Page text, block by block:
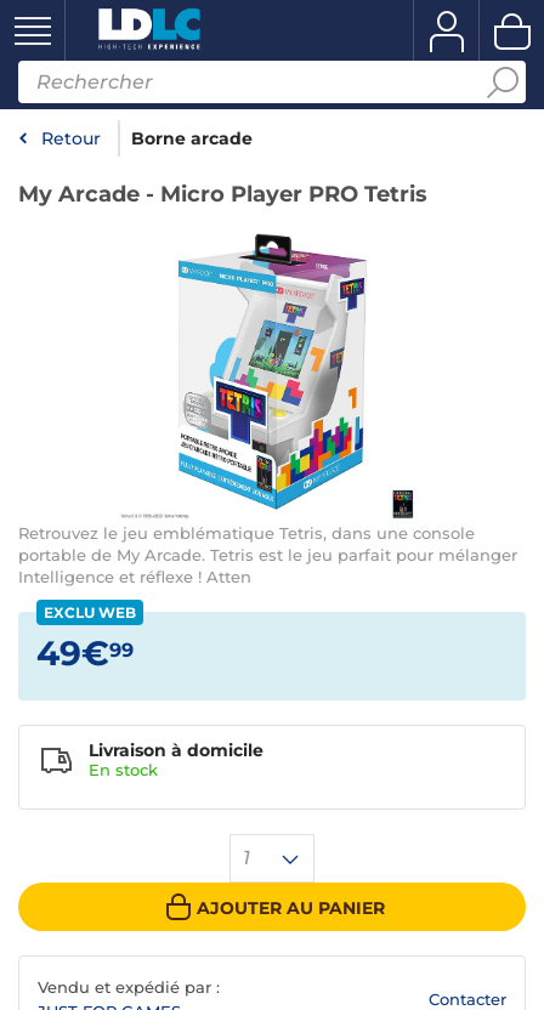
Retour Borne arcade
My Arcade - Micro Player PRO Tetris
Retrouvez le jeu emblématique Tetris, dans une console
portable de My Arcade. Tetris est le jeu parfait pour mélanger
Intelligence et réflexe ! Atten
EXCLU WEB
49€99
1
AJOUTER AU PANIER
Livraison à domicile
En stock
Vendu et expédié par :
Contacter